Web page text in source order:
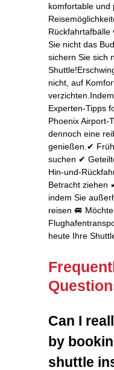
komfortable und
Rückfahrtafbälle
Sie nicht das
sichern Sie sich
nicht, auf
Experten‑Tipps
Phoenix
dennoch eine
genießen.✔
suchen ✔
Betracht ziehen
indem Sie
reisen 🚐
heute Ihre
Can I
by
shuttle